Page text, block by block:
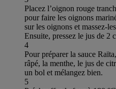
Placez l’oignon rouge
pour faire les oignons
sur les oignons et massez-
Ensuite, pressez le jus de 2
4
Pour préparer la sauce
râpé, la menthe, le jus de
un bol et mélangez bien.
5